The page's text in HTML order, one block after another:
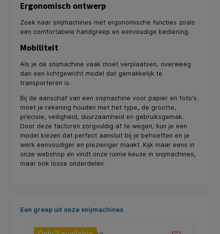
Ergonomisch ontwerp
Zoek naar snijmachines met ergonomische functies zoals
een comfortabele handgreep en eenvoudige bediening.
Mobiliteit
Als je de snijmachine vaak moet verplaatsen, overweeg
dan een lichtgewicht model dat gemakkelijk te
transporteren is.
Bij de aanschaf van een snijmachine voor papier en foto's
moet je rekening houden met het type, de grootte,
precisie, veiligheid, duurzaamheid en gebruiksgemak.
Door deze factoren zorgvuldig af te wegen, kun je een
model kiezen dat perfect aansluit bij je behoeften en je
werk eenvoudiger en plezieriger maakt. Kijk maar eens in
onze webshop en vindt onze ruime keuze in snijmachines,
maar ook losse onderdelen.
Skip product gallery
Een greep uit onze snijmachines